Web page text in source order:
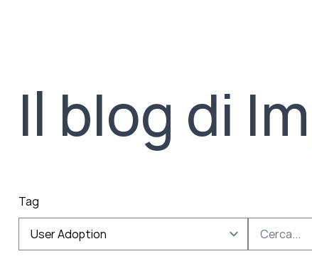
Il blog di
Tag
User Adoption